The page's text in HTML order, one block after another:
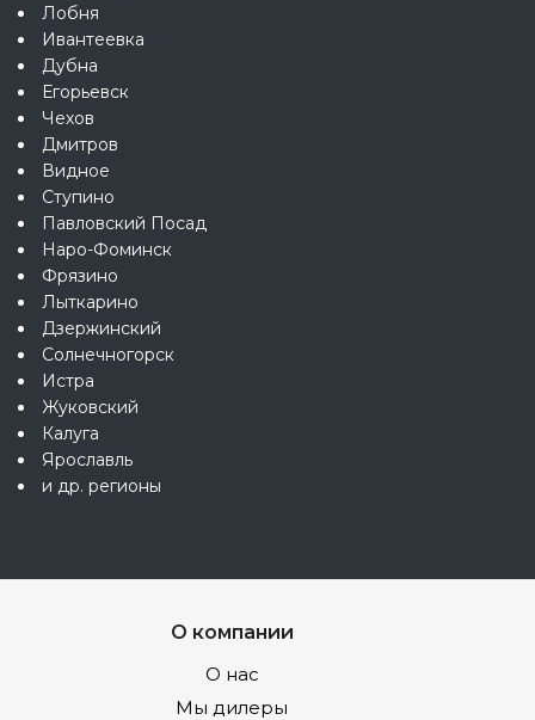
Лобня
Ивантеевка
Дубна
Егорьевск
Чехов
Дмитров
Видное
Ступино
Павловский Посад
Наро-Фоминск
Фрязино
Лыткарино
Дзержинский
Солнечногорск
Истра
Жуковский
Калуга
Ярославль
и др. регионы
О компании
О нас
Мы дилеры